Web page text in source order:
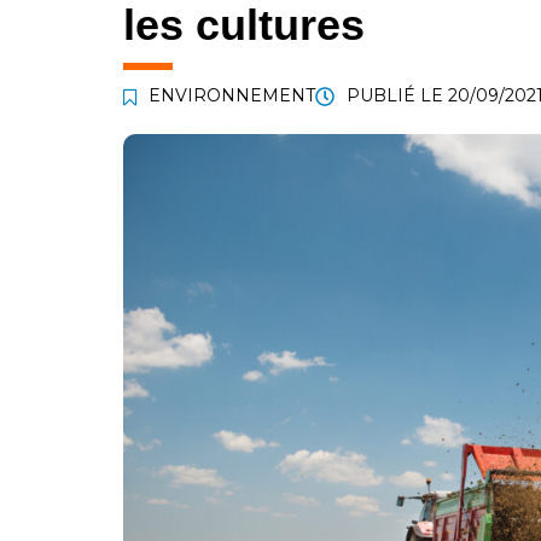
les cultures
ENVIRONNEMENT PUBLIÉ LE 20/09/